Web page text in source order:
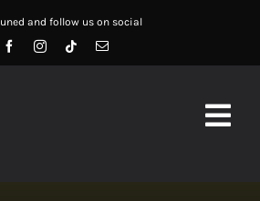
and follow us on social